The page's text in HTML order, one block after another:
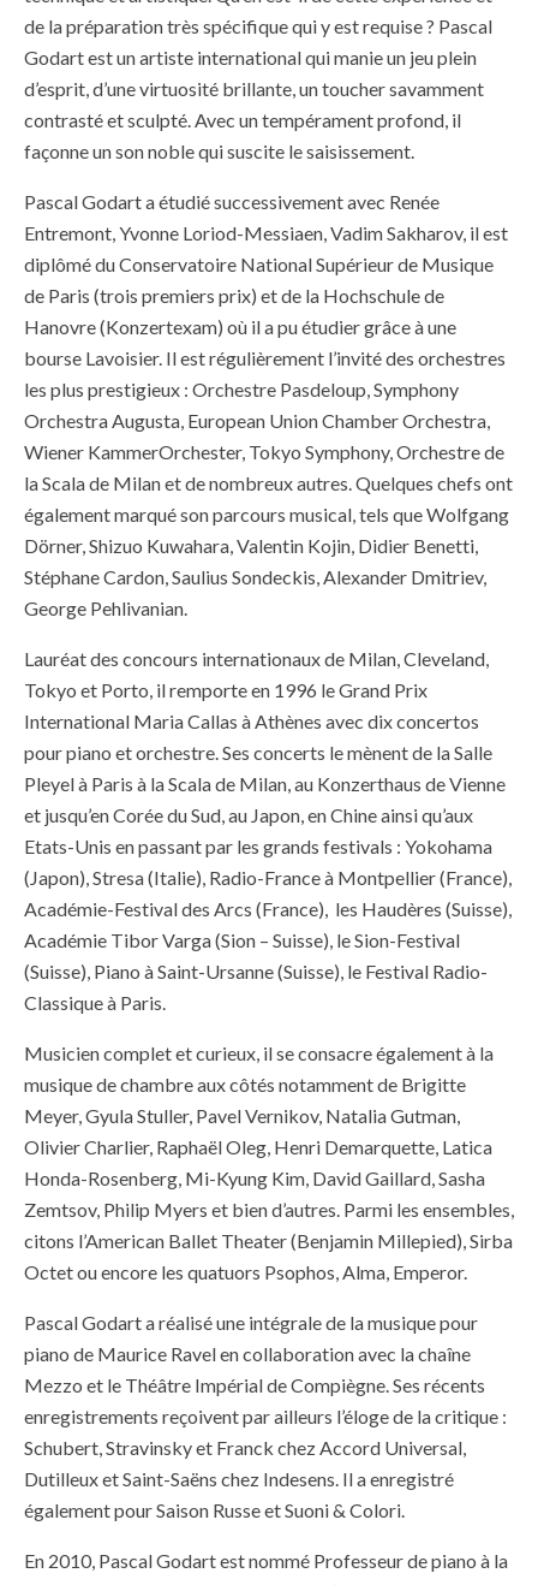
de la préparation très spécifique qui y est requise ? Pascal
Godart est un artiste international qui manie un jeu plein
d’esprit, d’une virtuosité brillante, un toucher savamment
contrasté et sculpté. Avec un tempérament profond, il
façonne un son noble qui suscite le saisissement.
Pascal Godart a étudié successivement avec Renée
Entremont, Yvonne Loriod-Messiaen, Vadim Sakharov, il est
diplômé du Conservatoire National Supérieur de Musique
de Paris (trois premiers prix) et de la Hochschule de
Hanovre (Konzertexam) où il a pu étudier grâce à une
bourse Lavoisier. Il est régulièrement l’invité des orchestres
les plus prestigieux : Orchestre Pasdeloup, Symphony
Orchestra Augusta, European Union Chamber Orchestra,
Wiener KammerOrchester, Tokyo Symphony, Orchestre de
la Scala de Milan et de nombreux autres. Quelques chefs ont
également marqué son parcours musical, tels que Wolfgang
Dörner, Shizuo Kuwahara, Valentin Kojin, Didier Benetti,
Stéphane Cardon, Saulius Sondeckis, Alexander Dmitriev,
George Pehlivanian.
Lauréat des concours internationaux de Milan, Cleveland,
Tokyo et Porto, il remporte en 1996 le Grand Prix
International Maria Callas à Athènes avec dix concertos
pour piano et orchestre. Ses concerts le mènent de la Salle
Pleyel à Paris à la Scala de Milan, au Konzerthaus de Vienne
et jusqu’en Corée du Sud, au Japon, en Chine ainsi qu’aux
Etats-Unis en passant par les grands festivals : Yokohama
(Japon), Stresa (Italie), Radio-France à Montpellier (France),
Académie-Festival des Arcs (France), les Haudères (Suisse),
Académie Tibor Varga (Sion – Suisse), le Sion-Festival
(Suisse), Piano à Saint-Ursanne (Suisse), le Festival Radio-
Classique à Paris.
Musicien complet et curieux, il se consacre également à la
musique de chambre aux côtés notamment de Brigitte
Meyer, Gyula Stuller, Pavel Vernikov, Natalia Gutman,
Olivier Charlier, Raphaël Oleg, Henri Demarquette, Latica
Honda-Rosenberg, Mi-Kyung Kim, David Gaillard, Sasha
Zemtsov, Philip Myers et bien d’autres. Parmi les ensembles,
citons l’American Ballet Theater (Benjamin Millepied), Sirba
Octet ou encore les quatuors Psophos, Alma, Emperor.
Pascal Godart a réalisé une intégrale de la musique pour
piano de Maurice Ravel en collaboration avec la chaîne
Mezzo et le Théâtre Impérial de Compiègne. Ses récents
enregistrements reçoivent par ailleurs l’éloge de la critique :
Schubert, Stravinsky et Franck chez Accord Universal,
Dutilleux et Saint-Saëns chez Indesens. Il a enregistré
également pour Saison Russe et Suoni & Colori.
En 2010, Pascal Godart est nommé Professeur de piano à la